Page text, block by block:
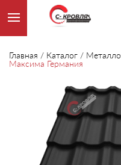
Главная / Каталог /
Максима Германия